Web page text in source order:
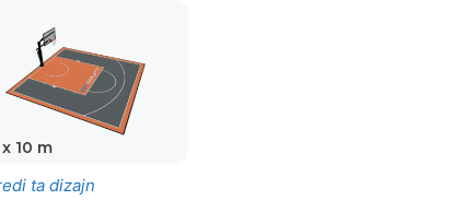
x 10 m
ta dizajn